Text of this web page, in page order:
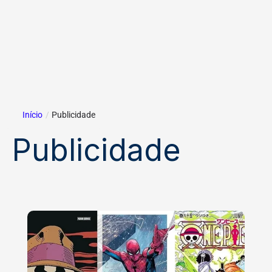
Início / Publicidade
Publicidade